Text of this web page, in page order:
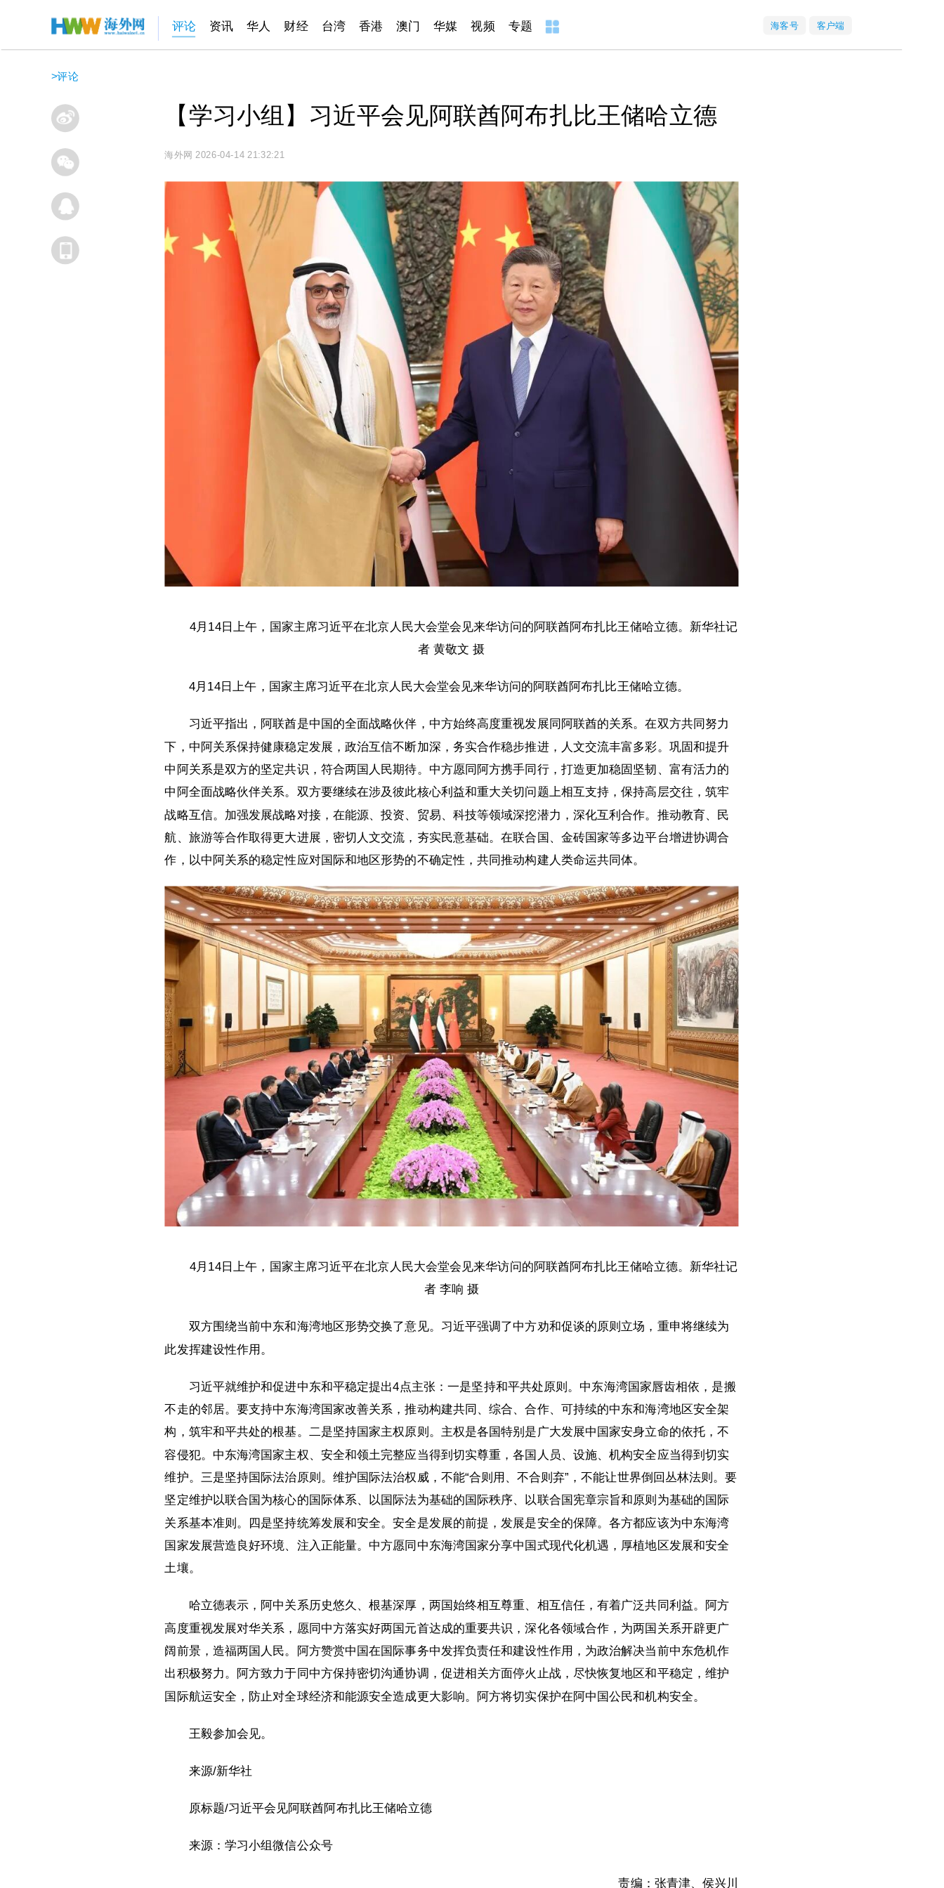
评论 资讯 华人 财经 台湾 香港 澳门 华媒 视频 专题 海客号 客户端
>评论
【学习小组】习近平会见阿联酋阿布扎比王储哈立德
海外网 2026-04-14 21:32:21
4月14日上午，国家主席习近平在北京人民大会堂会见来华访问的阿联酋阿布扎比王储哈立德。新华社记
者 黄敬文 摄
4月14日上午，国家主席习近平在北京人民大会堂会见来华访问的阿联酋阿布扎比王储哈立德。
习近平指出，阿联酋是中国的全面战略伙伴，中方始终高度重视发展同阿联酋的关系。在双方共同努力
下，中阿关系保持健康稳定发展，政治互信不断加深，务实合作稳步推进，人文交流丰富多彩。巩固和提升
中阿关系是双方的坚定共识，符合两国人民期待。中方愿同阿方携手同行，打造更加稳固坚韧、富有活力的
中阿全面战略伙伴关系。双方要继续在涉及彼此核心利益和重大关切问题上相互支持，保持高层交往，筑牢
战略互信。加强发展战略对接，在能源、投资、贸易、科技等领域深挖潜力，深化互利合作。推动教育、民
航、旅游等合作取得更大进展，密切人文交流，夯实民意基础。在联合国、金砖国家等多边平台增进协调合
作，以中阿关系的稳定性应对国际和地区形势的不确定性，共同推动构建人类命运共同体。
4月14日上午，国家主席习近平在北京人民大会堂会见来华访问的阿联酋阿布扎比王储哈立德。新华社记
者 李响 摄
双方围绕当前中东和海湾地区形势交换了意见。习近平强调了中方劝和促谈的原则立场，重申将继续为
此发挥建设性作用。
习近平就维护和促进中东和平稳定提出4点主张：一是坚持和平共处原则。中东海湾国家唇齿相依，是搬
不走的邻居。要支持中东海湾国家改善关系，推动构建共同、综合、合作、可持续的中东和海湾地区安全架
构，筑牢和平共处的根基。二是坚持国家主权原则。主权是各国特别是广大发展中国家安身立命的依托，不
容侵犯。中东海湾国家主权、安全和领土完整应当得到切实尊重，各国人员、设施、机构安全应当得到切实
维护。三是坚持国际法治原则。维护国际法治权威，不能“合则用、不合则弃”，不能让世界倒回丛林法则。要
坚定维护以联合国为核心的国际体系、以国际法为基础的国际秩序、以联合国宪章宗旨和原则为基础的国际
关系基本准则。四是坚持统筹发展和安全。安全是发展的前提，发展是安全的保障。各方都应该为中东海湾
国家发展营造良好环境、注入正能量。中方愿同中东海湾国家分享中国式现代化机遇，厚植地区发展和安全
土壤。
哈立德表示，阿中关系历史悠久、根基深厚，两国始终相互尊重、相互信任，有着广泛共同利益。阿方
高度重视发展对华关系，愿同中方落实好两国元首达成的重要共识，深化各领域合作，为两国关系开辟更广
阔前景，造福两国人民。阿方赞赏中国在国际事务中发挥负责任和建设性作用，为政治解决当前中东危机作
出积极努力。阿方致力于同中方保持密切沟通协调，促进相关方面停火止战，尽快恢复地区和平稳定，维护
国际航运安全，防止对全球经济和能源安全造成更大影响。阿方将切实保护在阿中国公民和机构安全。
王毅参加会见。
来源/新华社
原标题/习近平会见阿联酋阿布扎比王储哈立德
来源：学习小组微信公众号
责编：张青津、侯兴川